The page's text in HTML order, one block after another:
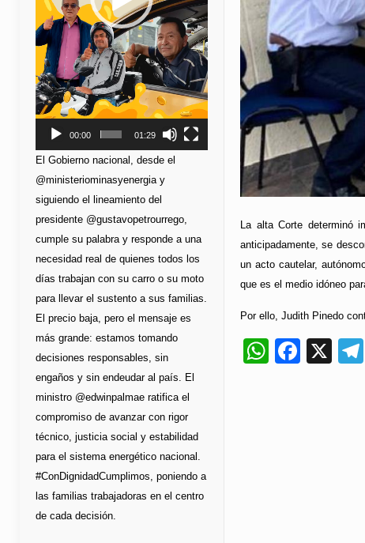
La alta Corte
anticipadamente, se
un acto cautelar,
que es el medio idóneo
Por ello, Judith Pinedo
X
00:00 01:29
El Gobierno nacional, desde el
@ministeriominasyenergia y
siguiendo el lineamiento del
presidente @gustavopetrourrego,
cumple su palabra y responde a una
necesidad real de quienes todos los
días trabajan con su carro o su moto
para llevar el sustento a sus familias.
El precio baja, pero el mensaje es
más grande: estamos tomando
decisiones responsables, sin
engaños y sin endeudar al país. El
ministro @edwinpalmae ratifica el
compromiso de avanzar con rigor
técnico, justicia social y estabilidad
para el sistema energético nacional.
#ConDignidadCumplimos, poniendo a
las familias trabajadoras en el centro
de cada decisión.